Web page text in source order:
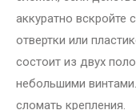
аккуратно
отвертки или
состоит из двух
небольшими
сломать крепления.